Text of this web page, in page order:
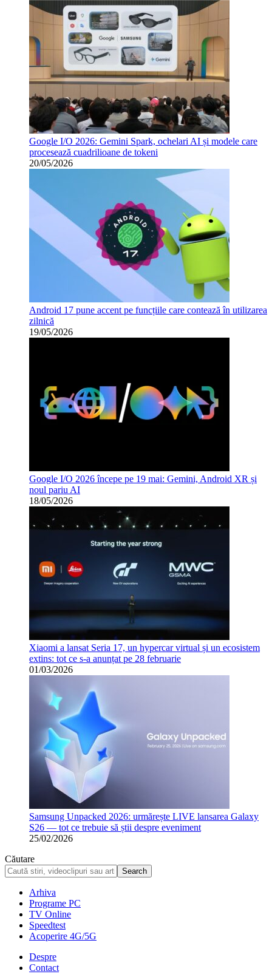
Google I/O 2026: Gemini Spark, ochelari AI și modele care
procesează cuadrilioane de tokeni
20/05/2026
Android 17 pune accent pe funcțiile care contează în utilizarea
zilnică
19/05/2026
Google I/O 2026 începe pe 19 mai: Gemini, Android XR și
noul pariu AI
18/05/2026
Xiaomi a lansat Seria 17, un hypercar virtual și un ecosistem
extins: tot ce s-a anunțat pe 28 februarie
01/03/2026
Samsung Unpacked 2026: urmărește LIVE lansarea Galaxy
S26 — tot ce trebuie să știi despre eveniment
25/02/2026
Căutare
Arhiva
Programe PC
TV Online
Speedtest
Acoperire 4G/5G
Despre
Contact